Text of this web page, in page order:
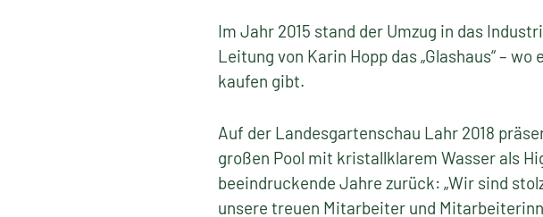
Im Jahr 2015 stand der Umzug in das
Leitung von Karin Hopp das „Glashaus“ –
kaufen gibt.
Auf der Landesgartenschau Lahr 2018
großen Pool mit kristallklarem Wasser als
beeindruckende Jahre zurück: „Wir sind
unsere treuen Mitarbeiter und